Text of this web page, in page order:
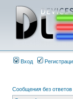
Вход
Сообщения без ответов